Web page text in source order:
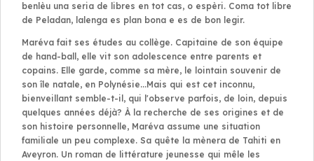
benlèu una seria de libres en tot cas, o espèri. Coma tot libre
de Peladan, lalenga es plan bona e es de bon legir.
Maréva fait ses études au collège. Capitaine de son équipe
de hand-ball, elle vit son adolescence entre parents et
copains. Elle garde, comme sa mère, le lointain souvenir de
son île natale, en Polynésie...Mais qui est cet inconnu,
bienveillant semble-t-il, qui l'observe parfois, de loin, depuis
quelques années déjà? À la recherche de ses origines et de
son histoire personnelle, Maréva assume une situation
familiale un peu complexe. Sa quête la mènera de Tahiti en
Aveyron. Un roman de littérature jeunesse qui mêle les